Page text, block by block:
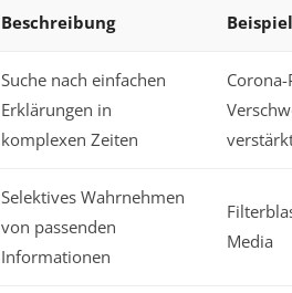
Beschreibung Beispiel
Suche nach einfachen
Erklärungen in
komplexen Zeiten
Selektives Wahrnehmen
von passenden
Informationen
Media